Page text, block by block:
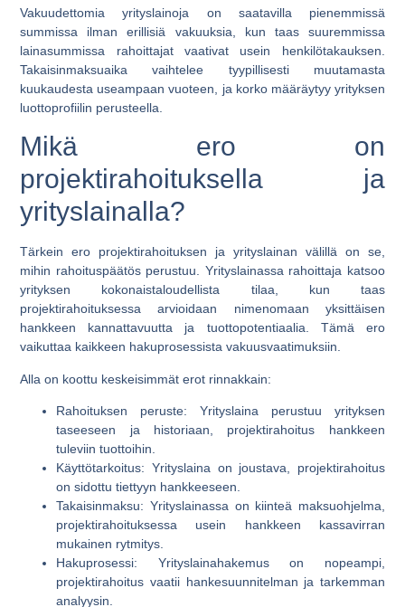
Vakuudettomia yrityslainoja on saatavilla pienemmissä
summissa ilman erillisiä vakuuksia, kun taas suuremmissa
lainasummissa rahoittajat vaativat usein henkilötakauksen.
Takaisinmaksuaika vaihtelee tyypillisesti muutamasta
kuukaudesta useampaan vuoteen, ja korko määräytyy yrityksen
luottoprofiilin perusteella.
Mikä ero on
projektirahoituksella ja
yrityslainalla?
Tärkein ero projektirahoituksen ja yrityslainan välillä on se,
mihin rahoituspäätös perustuu. Yrityslainassa rahoittaja katsoo
yrityksen kokonaistaloudellista tilaa, kun taas
projektirahoituksessa arvioidaan nimenomaan yksittäisen
hankkeen kannattavuutta ja tuottopotentiaalia. Tämä ero
vaikuttaa kaikkeen hakuprosessista vakuusvaatimuksiin.
Alla on koottu keskeisimmät erot rinnakkain:
Rahoituksen peruste: Yrityslaina perustuu yrityksen
taseeseen ja historiaan, projektirahoitus hankkeen
tuleviin tuottoihin.
Käyttötarkoitus: Yrityslaina on joustava, projektirahoitus
on sidottu tiettyyn hankkeeseen.
Takaisinmaksu: Yrityslainassa on kiinteä maksuohjelma,
projektirahoituksessa usein hankkeen kassavirran
mukainen rytmitys.
Hakuprosessi: Yrityslainahakemus on nopeampi,
projektirahoitus vaatii hankesuunnitelman ja tarkemman
analyysin.